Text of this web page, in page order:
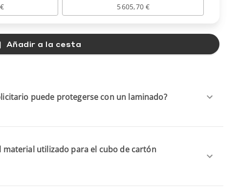
5 605,70 €
Añadir a la cesta
puede protegerse con un laminado?
material utilizado para el cubo de cartón